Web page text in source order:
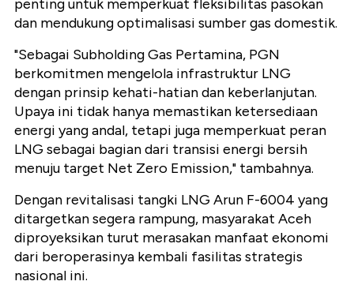
penting untuk memperkuat fleksibilitas pasokan
dan mendukung optimalisasi sumber gas domestik.
"Sebagai Subholding Gas Pertamina, PGN
berkomitmen mengelola infrastruktur LNG
dengan prinsip kehati-hatian dan keberlanjutan.
Upaya ini tidak hanya memastikan ketersediaan
energi yang andal, tetapi juga memperkuat peran
LNG sebagai bagian dari transisi energi bersih
menuju target Net Zero Emission," tambahnya.
Dengan revitalisasi tangki LNG Arun F-6004 yang
ditargetkan segera rampung, masyarakat Aceh
diproyeksikan turut merasakan manfaat ekonomi
dari beroperasinya kembali fasilitas strategis
nasional ini.